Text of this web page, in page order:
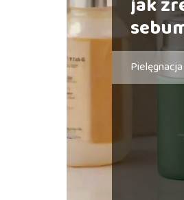
Pielęgnacja